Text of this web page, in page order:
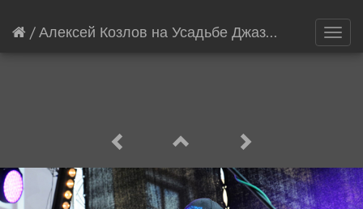
/Алексей Козлов на Усадьбе Джаз 2017 [10246/